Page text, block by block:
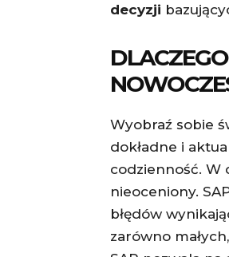
decyzji
Wyobraź sobie
dokładne i
codzienność. W
nieoceniony.
błędów
zarówno